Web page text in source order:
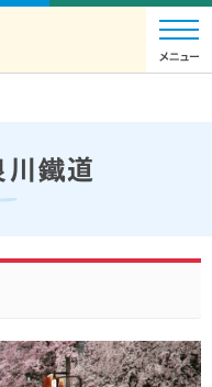
鐵道